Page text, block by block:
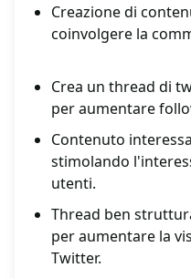
Creazione di
coinvolgere la
Crea un thread di
per aumentare
Contenuto
stimolando
utenti.
Thread ben
per aumentare la
Twitter.